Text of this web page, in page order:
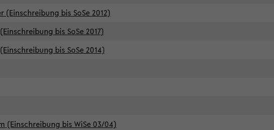
(Einschreibung bis SoSe 2012)
bis SoSe 2017)
bis SoSe 2014)
(Einschreibung bis WiSe 03/04)